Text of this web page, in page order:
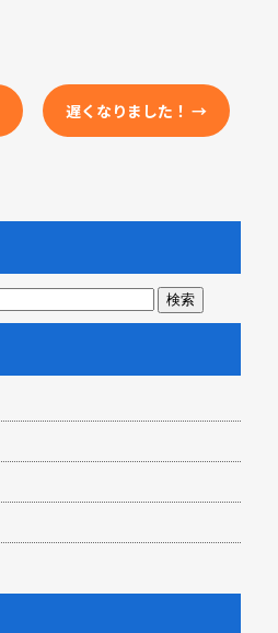
遅くなりました！→